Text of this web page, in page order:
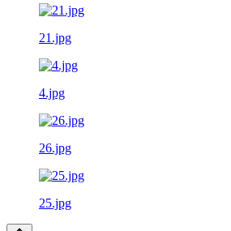
21.jpg
4.jpg
26.jpg
25.jpg